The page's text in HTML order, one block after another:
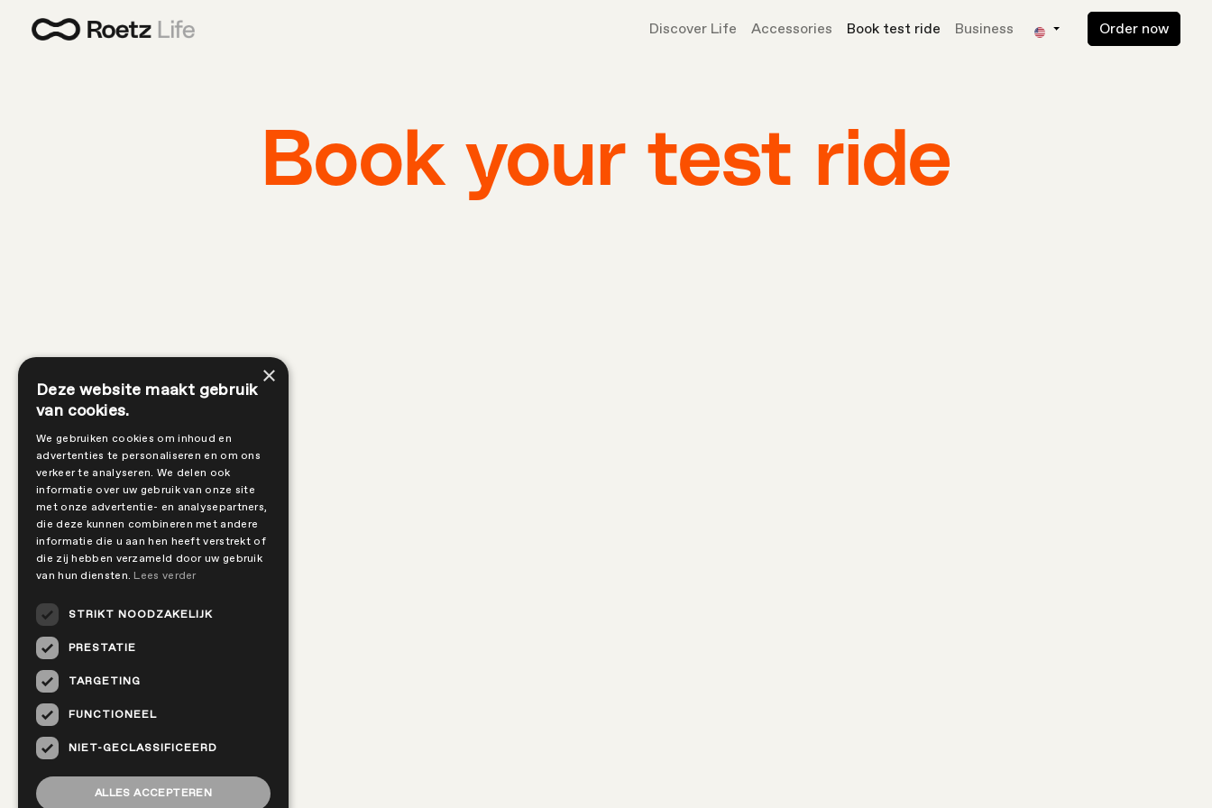
Discover Life Accessories Book test ride Business Order now
Book your test ride
×
Deze website maakt gebruik
van cookies.
We gebruiken cookies om inhoud en
advertenties te personaliseren en om ons
verkeer te analyseren. We delen ook
informatie over uw gebruik van onze site
met onze advertentie- en analysepartners,
die deze kunnen combineren met andere
informatie die u aan hen heeft verstrekt of
die zij hebben verzameld door uw gebruik
van hun diensten. Lees verder
STRIKT NOODZAKELIJK
PRESTATIE
TARGETING
FUNCTIONEEL
NIET-GECLASSIFICEERD
ALLES ACCEPTEREN